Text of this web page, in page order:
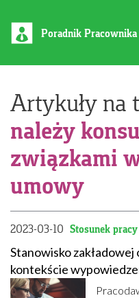
Poradnik Pracownika
Artykuły na
należy
związkami
umowy
2023-03-10 Stosunek pracy
Stanowisko
kontekście